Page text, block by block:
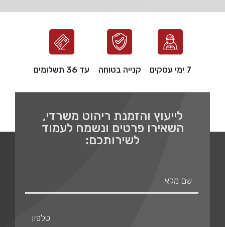
7 ימי עסקים קנייה בטוחה עד 36 תשלומים
לייעוץ והזמנת ריהוט משרדי,
השאירו פרטים ונשמח לעמוד
לשירותכם: